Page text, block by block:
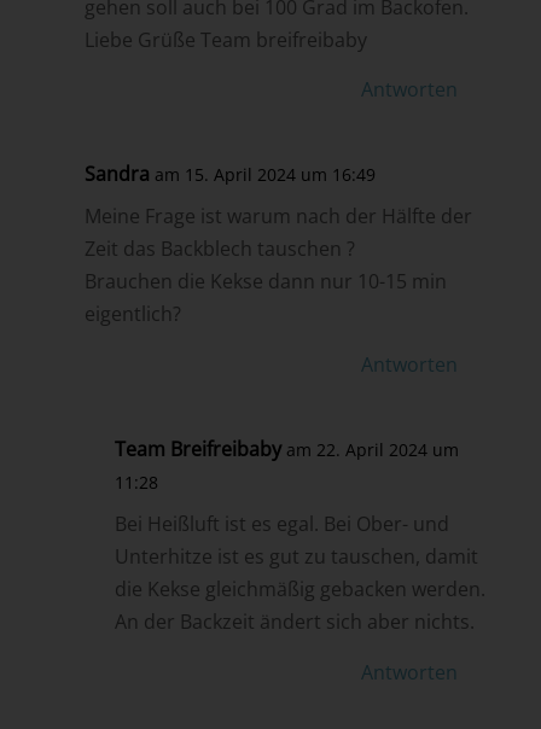
gehen soll auch bei 100 Grad im Backofen.
Liebe Grüße Team breifreibaby
Antworten
Sandra am 15. April 2024 um 16:49
Meine Frage ist warum nach der Hälfte der
Zeit das Backblech tauschen ?
Brauchen die Kekse dann nur 10-15 min
eigentlich?
Antworten
Team Breifreibaby am 22. April 2024 um
11:28
Bei Heißluft ist es egal. Bei Ober- und
Unterhitze ist es gut zu tauschen, damit
die Kekse gleichmäßig gebacken werden.
An der Backzeit ändert sich aber nichts.
Antworten